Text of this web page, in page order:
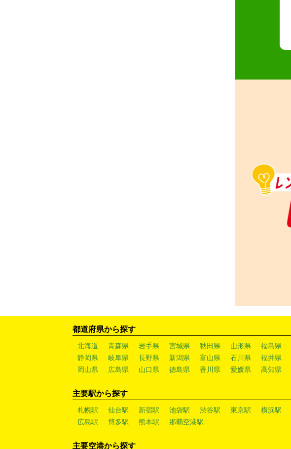
都道府県から探す
北海道 青森県 岩手県 宮城県 秋田県 山形県 福島県
静岡県
岐阜県 長野県 新潟県 富山県 石川県 福井県
岡山県
広島県 山口県 徳島県 香川県 愛媛県 高知県
主要駅から探す
札幌駅 仙台駅 新宿駅 池袋駅 渋谷駅 東京駅 横浜駅
広島駅
博多駅 熊本駅 那覇空港駅
主要空港から探す